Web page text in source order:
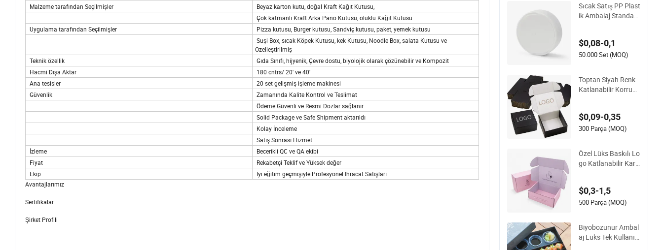
Malzeme tarafından Seçilmişler
Beyaz karton kutu, doğal Kraft Kağıt Kutusu,
Çok katmanlı Kraft Arka Pano Kutusu, oluklu Kağıt Kutusu
Uygulama tarafından Seçilmişler
Pizza kutusu, Burger kutusu, Sandviç kutusu, paket, yemek kutusu
Suşi Box, sıcak Köpek Kutusu, kek Kutusu, Noodle Box, salata Kutusu ve
Özelleştirilmiş
Teknik özellik
Gıda Sınıfı, hijyenik, Çevre dostu, biyolojik olarak çözünebilir ve Kompozit
Hacmi Dışa Aktar
180 cntrs/ 20' ve 40'
Ana tesisler
20 set gelişmiş işleme makinesi
Güvenlik
Zamanında Kalite Kontrol ve Teslimat
Ödeme Güvenli ve Resmi Dozlar sağlanır
Solid Package ve Safe Shipment aktarıldı
Kolay İnceleme
Satış Sonrası Hizmet
İzleme
Becerikli QC ve QA ekibi
Fiyat
Rekabetçi Teklif ve Yüksek değer
Ekip
İyi eğitim geçmişiyle Profesyonel İhracat Satışları
Avantajlarımız
Sertifikalar
Şirket Profili
Sıcak Satış PP Plast
ik Ambalaj Standart
$0,08-0,1
50.000 Set (MOQ)
Toptan Siyah Renk
Katlanabilir Korruga
$0,09-0,35
300 Parça (MOQ)
Özel Lüks Baskılı Lo
go Katlanabilir Kart
kkabı Takı Ambalajı
Gönderim Paketlem
$0,3-1,5
500 Parça (MOQ)
Biyobozunur Ambal
aj Lüks Tek Kullanı